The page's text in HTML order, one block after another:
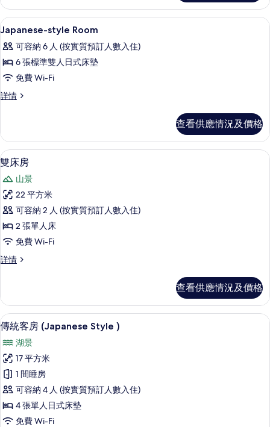
相
片
情
載
入
所
有
Japanese-
style
相
片
1
Japanese-style Room
可容納 6 人 (按實質預訂人數入住)
6 張標準雙人日式床墊
免費 Wi-Fi
詳情
Japanese-
情
查看供應情況及價格
載
入
所
有
雙
床
的
片
雙床房 | 熨斗/熨衫板、免費 Wi-Fi、床
2
雙床房
山景
22 平方米
可容納 2 人 (按實質預訂人數入住)
2 張單人床
免費 Wi-Fi
詳情
雙
情
查看供應情況及價格
載
入
所
有
傳
統
客
傳統客房 (Japanese Style ) | 熨斗/熨
3
傳統客房 (Japanese Style )
湖景
17 平方米
1 間睡房
可容納 4 人 (按實質預訂人數入住)
4 張單人日式床墊
免費 Wi-Fi